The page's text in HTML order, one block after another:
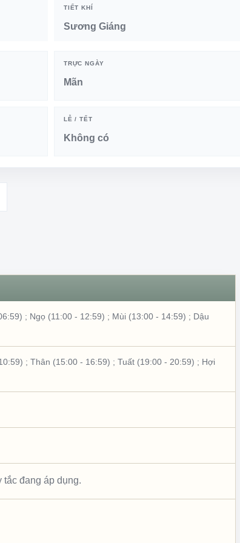
TIẾT KHÍ
Sương Giáng
TRỰC NGÀY
Mãn
LỄ / TẾT
Không có
; Ngọ (11:00 - 12:59) ; Mùi (13:00 - 14:59) ; Dậu
; Thân (15:00 - 16:59) ; Tuất (19:00 - 20:59) ; Hợi
tắc đang áp dụng.